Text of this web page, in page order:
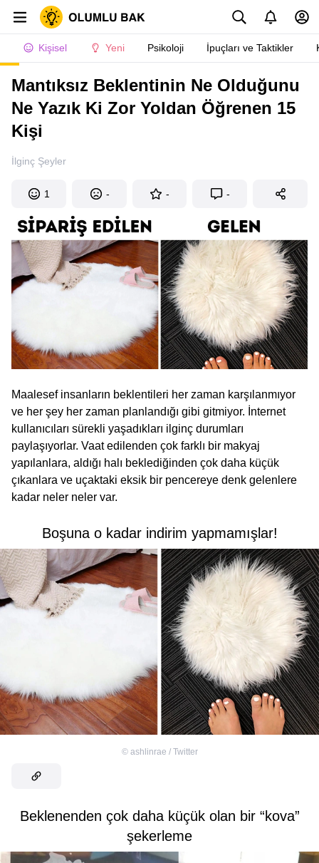
Kişisel Yeni Psikoloji İpuçları ve Taktikler
Mantıksız Beklentinin Ne Olduğunu
Ne Yazık Ki Zor Yoldan Öğrenen 15
Kişi
İlginç Şeyler
1 - - -
Maalesef insanların beklentileri her zaman karşılanmıyor
ve her şey her zaman planlandığı gibi gitmiyor. İnternet
kullanıcıları sürekli yaşadıkları ilginç durumları
paylaşıyorlar. Vaat edilenden çok farklı bir makyaj
yapılanlara, aldığı halı beklediğinden çok daha küçük
çıkanlara ve uçaktaki eksik bir pencereye denk gelenlere
kadar neler neler var.
Boşuna o kadar indirim yapmamışlar!
© ashlinrae / Twitter
Beklenenden çok daha küçük olan bir “kova”
şekerleme